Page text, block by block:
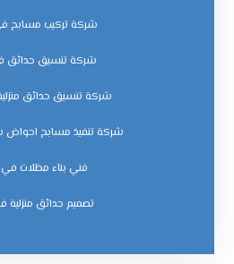
شركة تركيب مسابح
شركة تنسيق حدائق
شركة تنسيق حدائق
شركة تنفيذ مسابح احواض
فني بناء مظلات في
‏تصميم حدائق